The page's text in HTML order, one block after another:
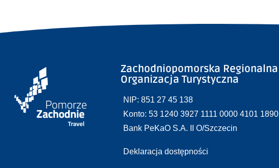
Zachodniopomorska Regionalna
Organizacja Turystyczna
NIP: 851 27 45 138
Konto: 53 1240 3927 1111 0000 4101 1890
Bank PeKaO S.A. II O/Szczecin
Deklaracja dostępności